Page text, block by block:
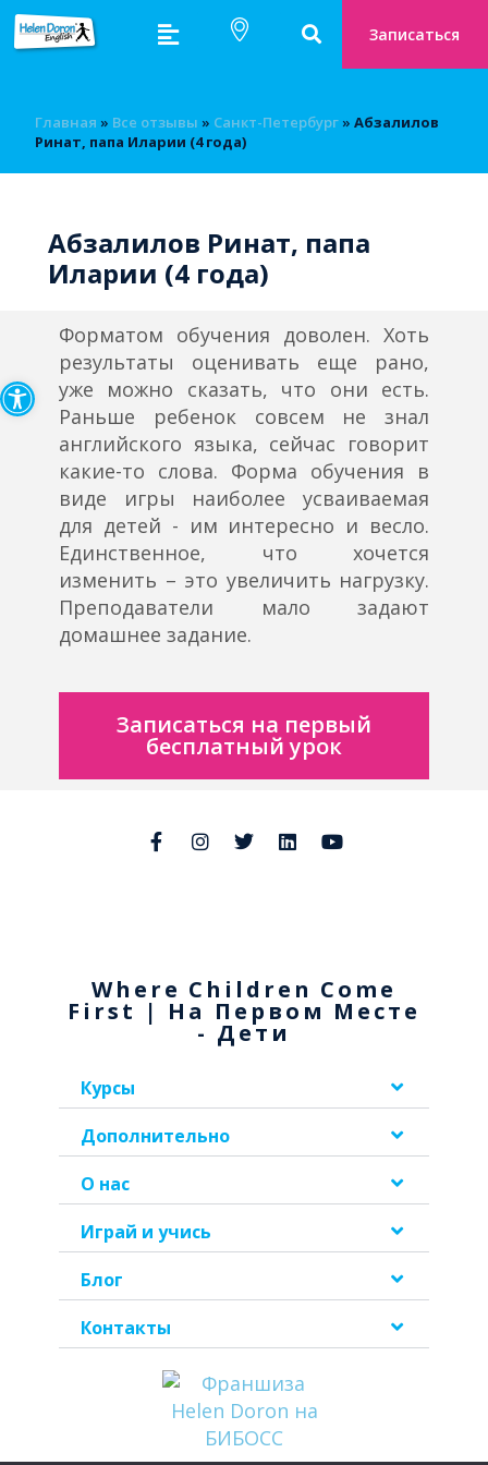
Открыть панель
Записаться
Главная » Bсе отзывы » Санкт-Петербург »Абзалилов
Ринат, папа Иларии (4 года)
Абзалилов Ринат, папа
Иларии (4 года)
Форматом обучения доволен. Хоть
результаты оценивать еще рано,
уже можно сказать, что они есть.
Раньше ребенок совсем не знал
английского языка, сейчас говорит
какие-то слова. Форма обучения в
виде игры наиболее усваиваемая
для детей - им интересно и весло.
Единственное, что хочется
изменить – это увеличить нагрузку.
Преподаватели мало задают
домашнее задание.
Записаться на первый
бесплатный урок
Where Children Come
First | На Первом Месте
- Дети
Курсы
Дополнительно
О нас
Играй и учись
Блог
Контакты